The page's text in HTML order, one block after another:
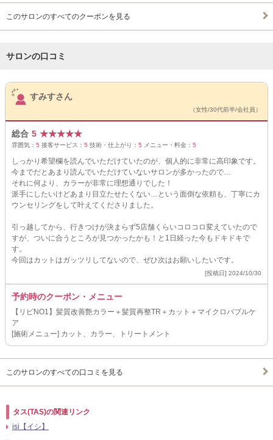
このサロンのすべてのクーポンを見る
サロンの口コミ
サロンPick Up
すみすさん
（女性/30代前半/会社員）
総合 5 ★★★★★
雰囲気： 5 接客サービス： 5 技術・仕上がり： 5 メニュー・料金： 5
しっかり希望欄を読んでいただけていたのが、個人的に非常に高印象です。
今までだとあまり読んでいただけていないサロンが多かったので…
それに何より、カラーが非常に理想通りでした！
派手にしたいけどあまり目立たせたくない…という面倒な依頼も、丁寧にカ
ウンセリングをして叶えてくださりました。
引っ越してから、行きつけが決まらず5店舗くらいコロコロ変えていたので
すが、ついに合うところが見つかったかも！と1日経った今もドキドキで
す。
今回はカットはガッツリしてないので、ぜひ次はお願いしたいです。
[投稿日] 2024/10/30
予約時のクーポン・メニュー
【リピNO1】髪質改善艶カラー＋髪質再整TR＋カット＋マイクロバブルケ
ア
[施術メニュー] カット、カラー、トリートメント
このサロンのすべての口コミを見る
タス(TAS)の関連リンク
isi【イシ】